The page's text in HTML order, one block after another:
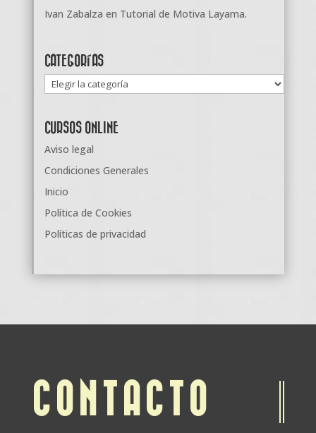
Ivan Zabalza en Tutorial de Motiva Layama.
CATEGORÍAS
Categorías
CURSOS ONLINE
Aviso legal
Condiciones Generales
Inicio
Política de Cookies
Políticas de privacidad
CONTACTO